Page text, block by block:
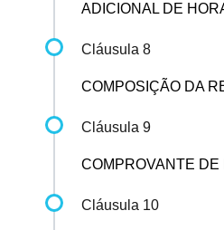
ADICIONAL DE
Cláusula 8
COMPOSIÇÃO DA
Cláusula 9
COMPROVANTE DE
Cláusula 10